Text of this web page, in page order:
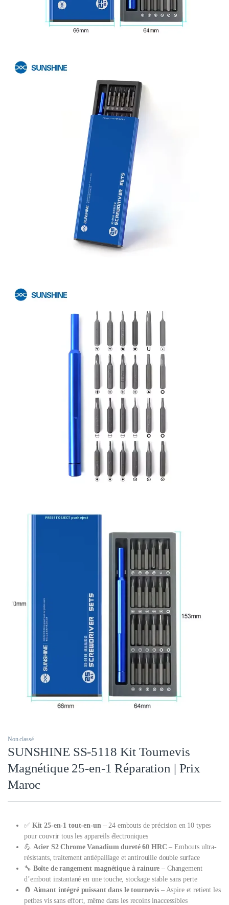
Non classé
SUNSHINE SS-5118 Kit Tournevis
Magnétique 25-en-1 Réparation | Prix
Maroc
✅ Kit 25-en-1 tout-en-un – 24 embouts de précision en 10 types
pour couvrir tous les appareils électroniques
💪 Acier S2 Chrome Vanadium dureté 60 HRC – Embouts ultra-
résistants, traitement antiépaillage et antirouille double surface
🔧 Boîte de rangement magnétique à rainure – Changement
d’embout instantané en une touche, stockage stable sans perte
🧲 Aimant intégré puissant dans le tournevis – Aspire et retient les
petites vis sans effort, même dans les recoins inaccessibles